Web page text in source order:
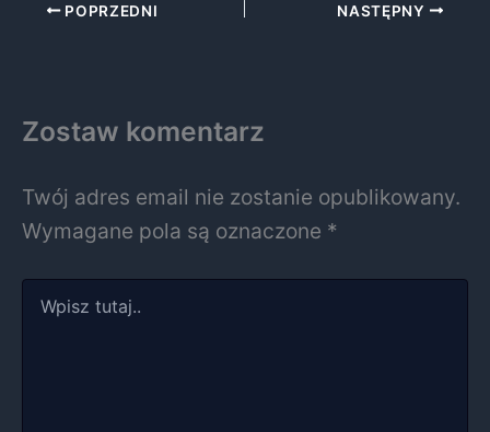
POPRZEDNI NASTĘPNY
Zostaw komentarz
Twój adres email nie zostanie opublikowany.
Wymagane pola są oznaczone *
tutaj..